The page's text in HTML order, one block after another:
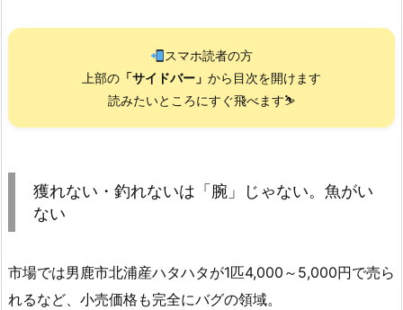
スマホ読者の方
上部の 「サイドバー」 から目次を開けます
読みたいところにすぐ飛べます⛷️
獲れない・釣れないは「腕」じゃない。魚がい
ない
市場では男鹿市北浦産ハタハタが1匹4,000～5,000円で売ら
れるなど、小売価格も完全にバグの領域。